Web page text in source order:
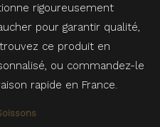
rigoureusement
pour garantir qualité,
ce produit en
ou commandez-le
rapide en France.